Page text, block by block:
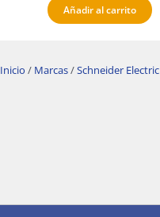
Añadir al carrito
Inicio / Marcas/Schneider Electric